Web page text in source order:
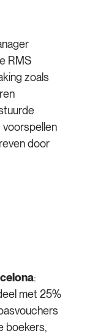
RMS
zoals
voorspellen
door
:
met 25%
boekers,